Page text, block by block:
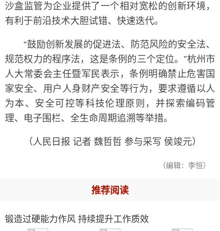
沙盒监管为企业提供了一个相对宽松的创新环境，
有利于前沿技术大胆试错、快速迭代。
“鼓励创新发展的促进法、防范风险的安全法、
规范权力的程序法，这是条例的三个定位。”杭州市
人大常委会主任暨军民表示，条例明确禁止危害国
家安全、用户人身财产安全等行为，要求遵循以人
为本、安全可控等科技伦理原则，并探索编码管
理、电子围栏、全生命周期追溯等举措。
（人民日报 记者 魏哲哲 参与采写 侯竣元）
（编辑：李恒）
推荐阅读
锻造过硬能力作风 持续提升工作质效